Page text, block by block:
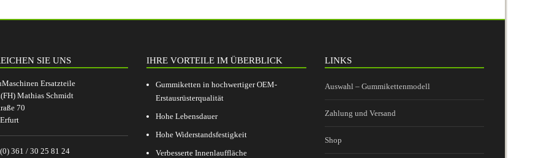
SIE UNS
Ersatzteile
Mathias Schmidt
70
361 / 30 25 81 24
IHRE VORTEILE IM ÜBERBLICK
Gummiketten in hochwertiger OEM-
Erstausrüsterqualität
Hohe Lebensdauer
Hohe Widerstandsfestigkeit
Verbesserte Innenlauffläche
LINKS
Auswahl – Gummikettenmodell
Zahlung und Versand
Shop